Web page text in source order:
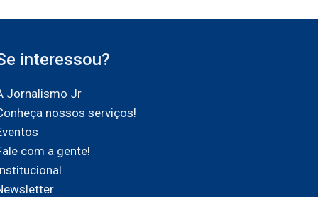
interessou?
Jornalismo Jr
nossos serviços!
com a gente!